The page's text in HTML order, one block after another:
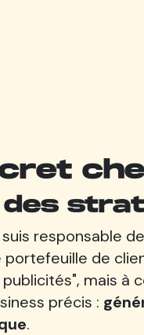
responsable
portefeuille de
mais
précis :
.